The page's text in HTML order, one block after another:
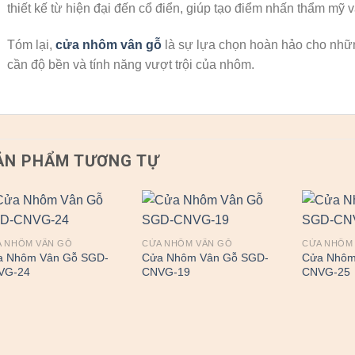
thiết kế từ hiện đại đến cổ điển, giúp tạo điểm nhấn thẩm mỹ
Tóm lại, cửa nhôm vân gỗlà sự lựa chọn hoàn hảo cho
cần độ bền và tính năng vượt trội của nhôm.
PHẨM TƯƠNG TỰ
NHÔM VÂN GỖ
Nhôm Vân Gỗ SGD-
24
CỬA NHÔM VÂN GỖ
Cửa Nhôm Vân Gỗ SGD-
CNVG-19
CỬA
Cửa
CNVG-25